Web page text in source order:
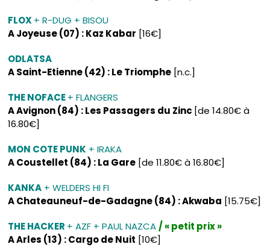
FLOX+ R-DUG + BISOU
A Joyeuse (07) : Kaz Kabar [16€]
ODLATSA
A Saint-Etienne (42) : Le Triomphe [n.c.]
THE NOFACE+ FLANGERS
A Avignon (84) : Les Passagers du Zinc [de 14.80€ à
16.80€]
MON COTE PUNK + IRAKA
A Coustellet (84) : La Gare [de 11.80€ à 16.80€]
KANKA + WELDERS HI FI
A Chateauneuf-de-Gadagne (84) : Akwaba [15.75€]
THE HACKER + AZF + PAUL NAZCA / « petit prix »
A Arles (13) : Cargo de Nuit [10€]